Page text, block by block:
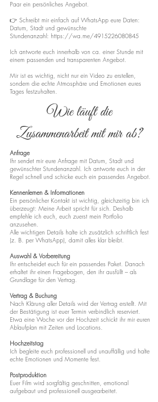
Paar ein persönliches Angebot.
👉 Schreibt mir einfach auf WhatsApp eure Daten:
Datum, Stadt und gewünschte
Stundenanzahl: https://wa.me/4915226080845
Ich antworte euch innerhalb von ca. einer Stunde mit
einem passenden und transparenten Angebot.
Mir ist es wichtig, nicht nur ein Video zu erstellen,
sondern die echte Atmosphäre und Emotionen eures
Tages festzuhalten.
Wie läuft die
Zusammenarbeit mit mir ab?
Anfrage
Ihr sendet mir eure Anfrage mit Datum, Stadt und
gewünschter Stundenanzahl. Ich antworte euch in der
Regel schnell und schicke euch ein passendes Angebot.
Kennenlernen & Informationen
Ein persönlicher Kontakt ist wichtig, gleichzeitig bin ich
überzeugt: Meine Arbeit spricht für sich. Deshalb
empfehle ich euch, euch zuerst mein Portfolio
anzusehen.
Alle wichtigen Details halte ich zusätzlich schriftlich fest
(z. B. per WhatsApp), damit alles klar bleibt.
Auswahl & Vorbereitung
Ihr entscheidet euch für ein passendes Paket. Danach
erhaltet ihr einen Fragebogen, den ihr ausfüllt – als
Grundlage für den Vertrag.
Vertrag & Buchung
Nach Klärung aller Details wird der Vertrag erstellt. Mit
der Bestätigung ist euer Termin verbindlich reserviert.
Etwa eine Woche vor der Hochzeit schickt ihr mir euren
Ablaufplan mit Zeiten und Locations.
Hochzeitstag
Ich begleite euch professionell und unauffällig und halte
echte Emotionen und Momente fest.
Postproduktion
Euer Film wird sorgfältig geschnitten, emotional
aufgebaut und professionell ausgearbeitet.